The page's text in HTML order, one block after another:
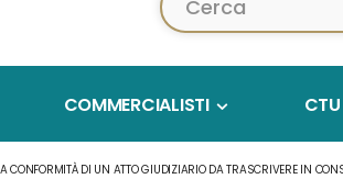
Cerca...
COMMERCIALISTI CTU
CONFORMITÀ DI UN ATTO GIUDIZIARIO DA TRASCRIVERE IN